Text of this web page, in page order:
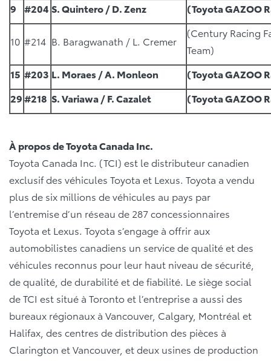
9
#204 S. Quintero / D. Zenz (Toyota GAZOO
10 #214 B. Baragwanath / L. Cremer
(Century Racing
Team)
15 #203 L. Moraes / A. Monleon
(Toyota GAZOO
29#218 S. Variawa / F. Cazalet (Toyota GAZOO
À propos de Toyota Canada Inc.
Toyota Canada Inc. (TCI) est le distributeur canadien
exclusif des véhicules Toyota et Lexus. Toyota a vendu
plus de six millions de véhicules au pays par
l’entremise d’un réseau de 287 concessionnaires
Toyota et Lexus. Toyota s’engage à offrir aux
automobilistes canadiens un service de qualité et des
véhicules reconnus pour leur haut niveau de sécurité,
de qualité, de durabilité et de fiabilité. Le siège social
de TCI est situé à Toronto et l’entreprise a aussi des
bureaux régionaux à Vancouver, Calgary, Montréal et
Halifax, des centres de distribution des pièces à
Clarington et Vancouver, et deux usines de production